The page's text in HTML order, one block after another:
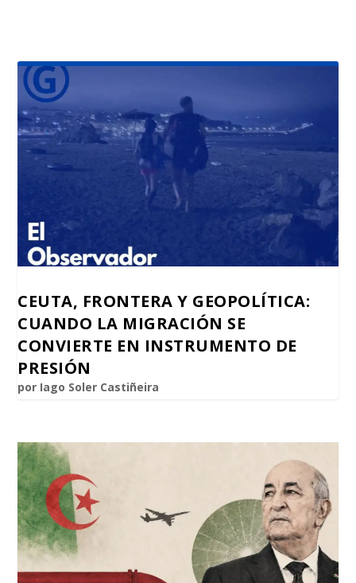
CEUTA, FRONTERA Y GEOPOLÍTICA:
CUANDO LA MIGRACIÓN SE
CONVIERTE EN INSTRUMENTO DE
PRESIÓN
por Iago Soler Castiñeira